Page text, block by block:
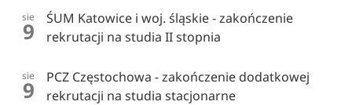
sie
9
ŚUM Katowice i woj. śląskie - zakończenie
rekrutacji na studia II stopnia
sie
9
PCZ Częstochowa - zakończenie dodatkowej
rekrutacji na studia stacjonarne